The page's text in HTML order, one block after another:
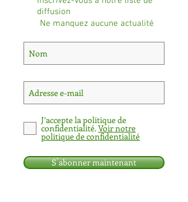
diffusion
Ne manquez aucune actualité
J’accepte la politique de
confidentialité.Voir notre
politique de confidentialité
S`abonner maintenant